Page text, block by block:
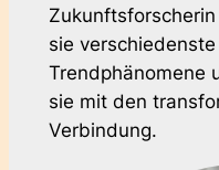
sie
Trendphänomene
sie mit den
Verbindung.